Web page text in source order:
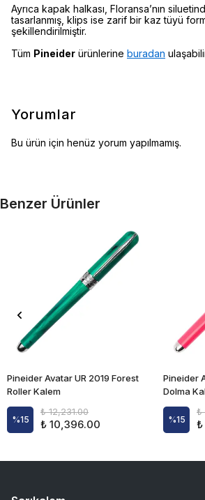
Ayrıca kapak halkası, Floransa’nın
tasarlanmış, klips ise zarif bir kaz tüyü
şekillendirilmiştir.
Tüm Pineider ürünlerine buradan
Yorumlar
Bu ürün için henüz yorum yapılmamış.
Benzer Ürünler
Pineider Avatar UR 2019 Forest
Roller Kalem
%15
₺ 12,231.00
₺ 10,396.00
Pineider
Dolma
%15
₺